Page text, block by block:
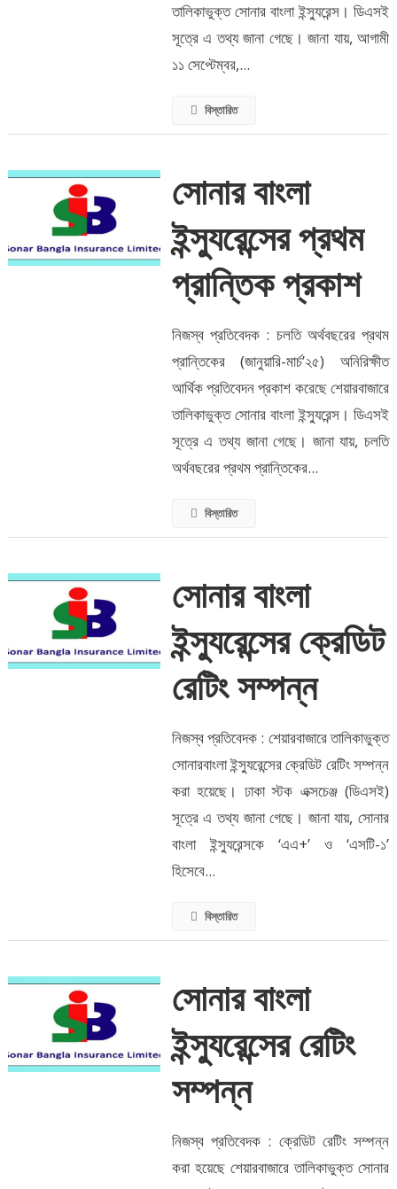
তালিকাভুক্ত সোনার বাংলা ইন্স্যুরেন্স। ডিএসই
সূত্রে এ তথ্য জানা গেছে। জানা যায়, আগামী
১১ সেপ্টেম্বর,...
বিস্তারিত
সোনার বাংলা
ইন্স্যুরেন্সের প্রথম
প্রান্তিক প্রকাশ
নিজস্ব প্রতিবেদক : চলতি অর্থবছরের প্রথম
প্রান্তিকের (জানুয়ারি-মার্চ’২৫) অনিরিক্ষীত
আর্থিক প্রতিবেদন প্রকাশ করেছে শেয়ারবাজারে
তালিকাভুক্ত সোনার বাংলা ইন্স্যুরেন্স। ডিএসই
সূত্রে এ তথ্য জানা গেছে। জানা যায়, চলতি
অর্থবছরের প্রথম প্রান্তিকের...
বিস্তারিত
সোনার বাংলা
ইন্স্যুরেন্সের ক্রেডিট
রেটিং সম্পন্ন
নিজস্ব প্রতিবেদক : শেয়ারবাজারে তালিকাভুক্ত
সোনারবাংলা ইন্স্যুরেন্সের ক্রেডিট রেটিং সম্পন্ন
করা হয়েছে। ঢাকা স্টক এক্সচেঞ্জ (ডিএসই)
সূত্রে এ তথ্য জানা গেছে। জানা যায়, সোনার
বাংলা ইন্স্যুরেন্সকে ‘এএ+’ ও ‘এসটি-১’
হিসেবে...
বিস্তারিত
সোনার বাংলা
ইন্স্যুরেন্সের রেটিং
সম্পন্ন
নিজস্ব প্রতিবেদক : ক্রেডিট রেটিং সম্পন্ন
করা হয়েছে শেয়ারবাজারে তালিকাভুক্ত সোনার